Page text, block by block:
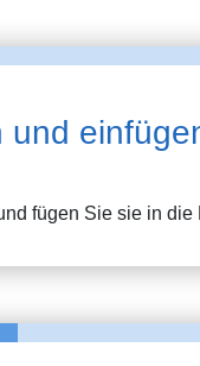
und
fügen Sie sie in die